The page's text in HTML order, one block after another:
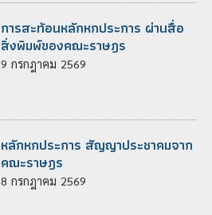
การสะท้อนหลักหกประการ ผ่านสื่อ
สิ่งพิมพ์ของคณะราษฎร
9 กรกฎาคม 2569
หลักหกประการ สัญญาประชาคมจาก
คณะราษฎร
8 กรกฎาคม 2569